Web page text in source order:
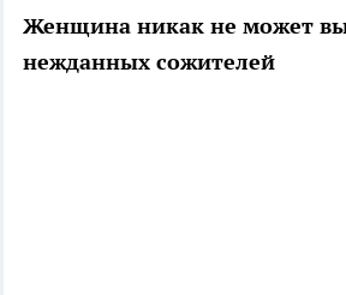
Женщина никак не может
нежданных сожителей